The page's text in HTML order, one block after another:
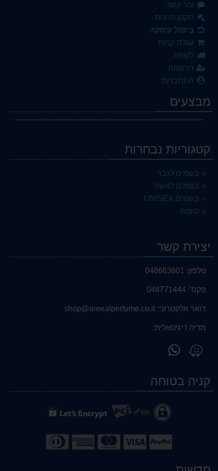
צור קשר
תקנון החנות
ביטול עיסקה
עגלת קניות
לקופה
הרשמה
התחברות
מבצעים
קטגוריות נבחרות
בשמים לגבר
בשמים לאשה
בשמים UNISEX
טיפוח
יצירת קשר
טלפון: 048663601
פקס': 048771444
דואר אלקטרוני: shop@areealperfume.co.il
מדיה דיגיטאלית:
מצא
אותנו
Waze
WhatsAppקניה בטוחה